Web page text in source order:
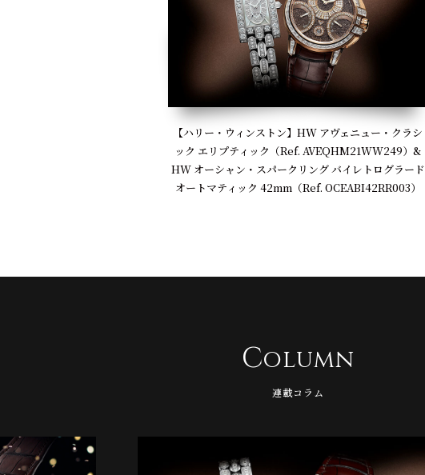
【ハリー・ウィンストン】HW アヴェニュー・クラシ
ック エリプティック（Ref. AVEQHM21WW249）&
HW オーシャン・スパークリング バイレトログラード
オートマティック 42mm（Ref. OCEABI42RR003）
Column
連載コラム